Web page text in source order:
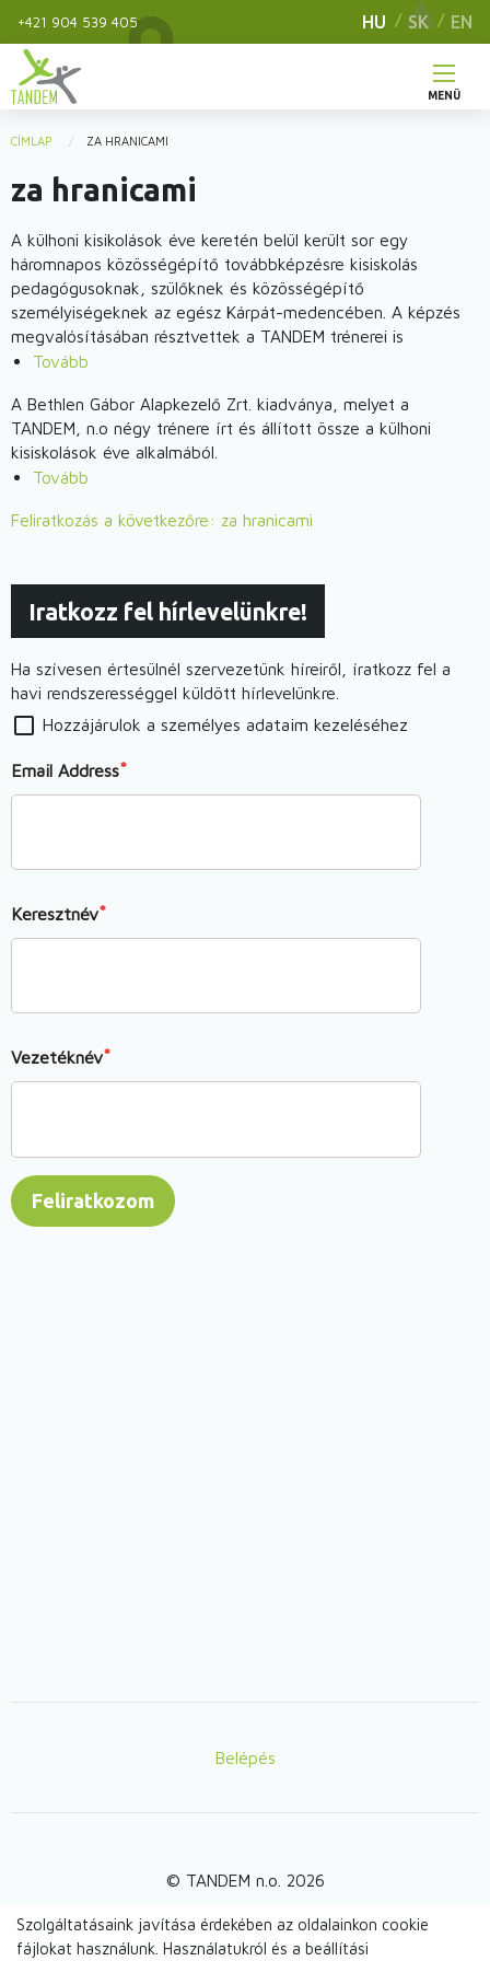
tartalomra
+421 904 539 405 HU SK EN
Main
navigation
MENÜ
are
CÍMLAP ZA HRANICAMI
za hranicami
A külhoni kisikolások éve keretén belül került sor egy
háromnapos közösségépítő továbbképzésre kisiskolás
pedagógusoknak, szülőknek és közösségépítő
személyiségeknek az egész Kárpát-medencében. A képzés
megvalósításában résztvettek a TANDEM trénerei is
Tovább
kisiskolás
pedagógusoknak)
A Bethlen Gábor Alapkezelő Zrt. kiadványa, melyet a
TANDEM, n.o négy trénere írt és állított össze a külhoni
kisiskolások éve alkalmából.
Tovább
iskola.
közösségi
iskolák
működtetéséhez)
Feliratkozás a következőre: za hranicami
Iratkozz fel hírlevelünkre!
Ha szívesen értesülnél szervezetünk híreiről, íratkozz fel a
havi rendszerességgel küldött hírlevelünkre.
Hozzájárulok a személyes adataim kezeléséhez
Email Address
Keresztnév
Vezetéknév
Belépés
© TANDEM n.o. 2026
webdesign by
Szolgáltatásaink javítása érdekében az oldalainkon cookie
fájlokat használunk. Használatukról és a beállítási